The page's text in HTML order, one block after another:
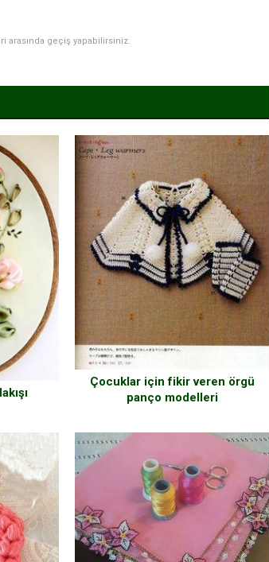
arasında geçiş yapabilirsiniz.
Çocuklar için fikir veren örgü
panço modelleri